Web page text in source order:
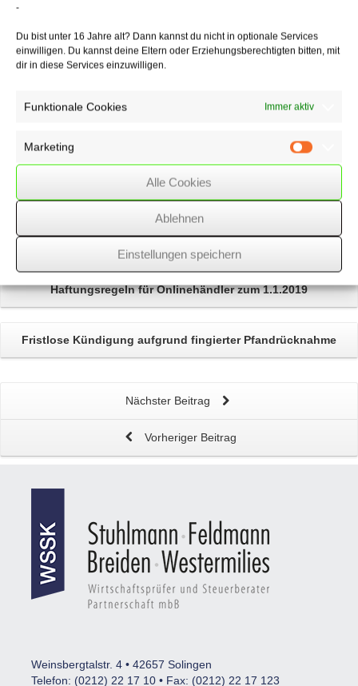
-
Du bist unter 16 Jahre alt? Dann kannst du nicht in optionale Services
einwilligen. Du kannst deine Eltern oder Erziehungsberechtigten bitten, mit
dir in diese Services einzuwilligen.
Funktionale Cookies Immer aktiv
Marketing
Alle Cookies
Ablehnen
Einstellungen speichern
wssk-admin
RelatedPosts
Heckenhöhebei Grundstücken in Hanglage
Haftungsregeln für Onlinehändlerzum 1.1.2019
Fristlose Kündigung aufgrund fingierter Pfandrücknahme
Nächster Beitrag
Vorheriger Beitrag
Weinsbergtalstr. 4 • 42657 Solingen
Telefon: (0212) 22 17 10 • Fax: (0212) 22 17 123